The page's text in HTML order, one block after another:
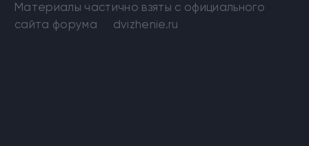
Материалы частично взяты с официального
сайта форума
dvizhenie.ru